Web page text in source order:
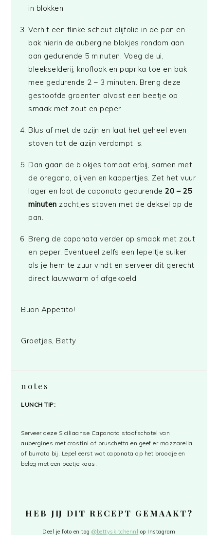
in blokken.
Verhit een flinke scheut olijfolie in de pan en
bak hierin de aubergine blokjes rondom aan
aan gedurende 5 minuten. Voeg de ui,
bleekselderij, knoflook en paprika toe en bak
mee gedurende 2 – 3 minuten. Breng deze
gestoofde groenten alvast een beetje op
smaak met zout en peper.
Blus af met de azijn en laat het geheel even
stoven tot de azijn verdampt is.
Dan gaan de blokjes tomaat erbij, samen met
de oregano, olijven en kappertjes. Zet het vuur
lager en laat de caponata gedurende20 – 25
minuten zachtjes stoven met de deksel op de
pan.
Breng de caponata verder op smaak met zout
en peper. Eventueel zelfs een lepeltje suiker
als je hem te zuur vindt en serveer dit gerecht
direct lauwwarm of afgekoeld
Buon Appetito!
Groetjes, Betty
notes
LUNCH TIP:
Serveer deze Siciliaanse Caponata stoofschotel van
aubergines met crostini of bruschetta en geef er mozzarella
of burrata bij. Lepel eerst wat caponata op het broodje en
beleg met een beetje kaas.
HEB JIJ DIT RECEPT GEMAAKT?
Deel je foto en tag@bettyskitchennl op Instagram